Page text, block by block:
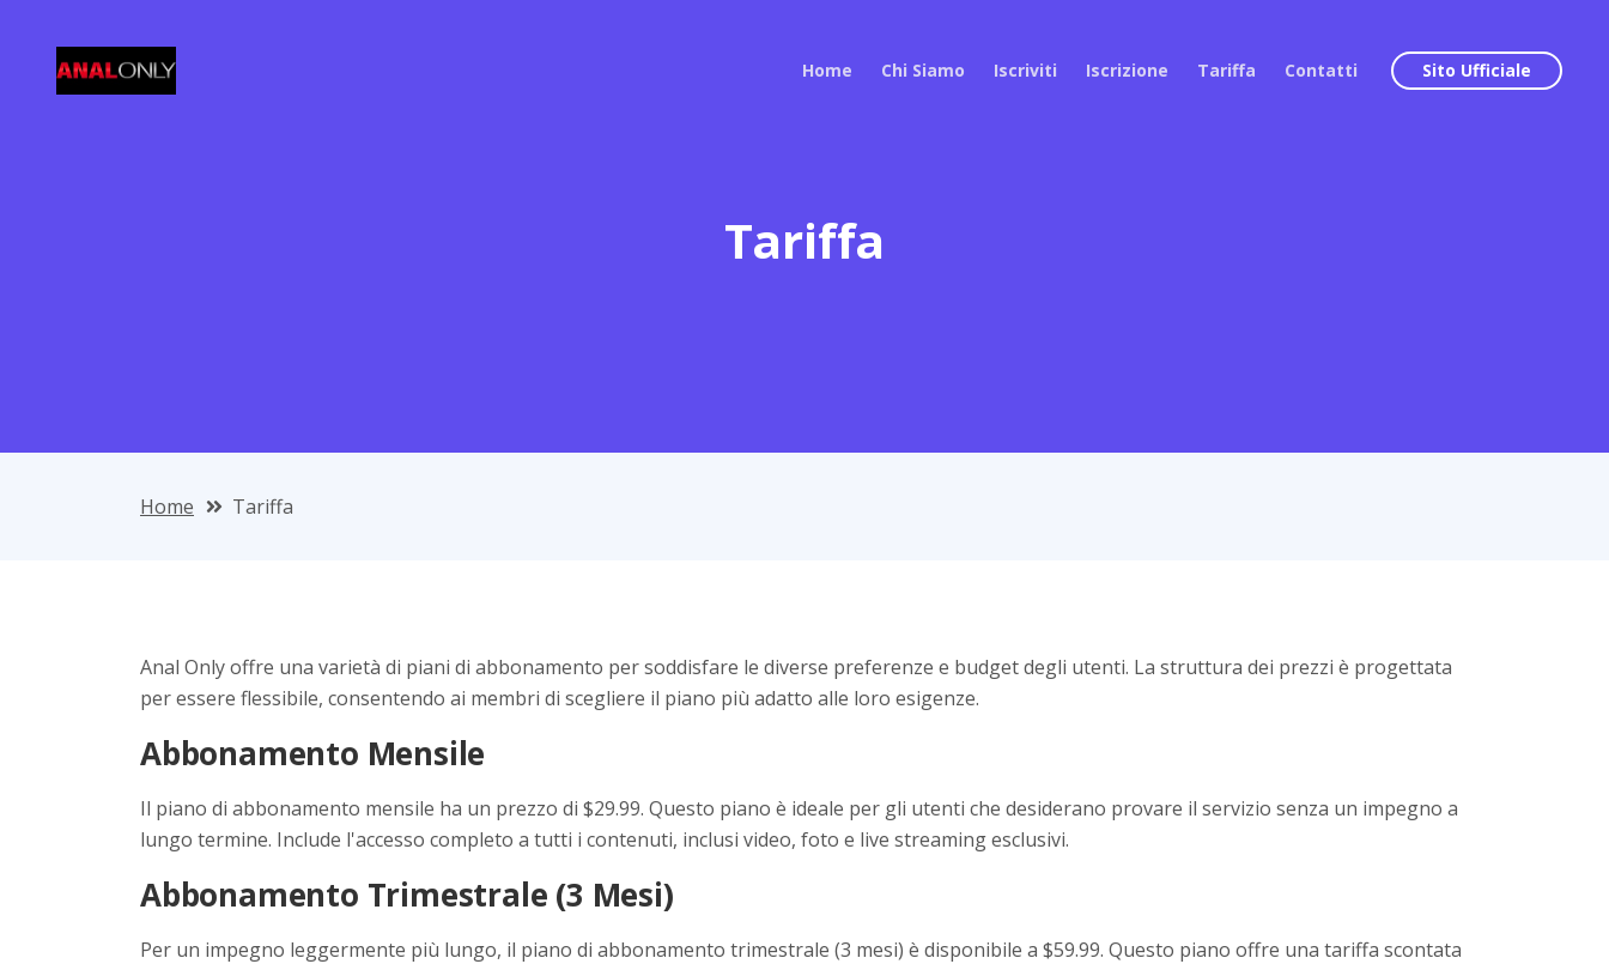
Home Chi Siamo Iscriviti Iscrizione Tariffa Contatti Sito Ufficiale
Tariffa
Home Tariffa
Anal Only offre una varietà di piani di abbonamento per soddisfare le diverse preferenze e budget degli utenti. La struttura dei prezzi è progettata
per essere flessibile, consentendo ai membri di scegliere il piano più adatto alle loro esigenze.
Abbonamento Mensile
Il piano di abbonamento mensile ha un prezzo di $29.99. Questo piano è ideale per gli utenti che desiderano provare il servizio senza un impegno a
lungo termine. Include l'accesso completo a tutti i contenuti, inclusi video, foto e live streaming esclusivi.
Abbonamento Trimestrale (3 Mesi)
Per un impegno leggermente più lungo, il piano di abbonamento trimestrale (3 mesi) è disponibile a $59.99. Questo piano offre una tariffa scontata